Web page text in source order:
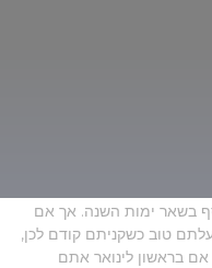
ללא חובות, ולכן ניסו
גם כיום. מה שקשה יותר
הראשון של השנה החדשה
המזל. שימו לב, אל תקנו
כי לפי האמונה
בשאר ימות השנה. אך אם
טוב כשקניתם קודם לכן,
אם בראשון לינואר אתם